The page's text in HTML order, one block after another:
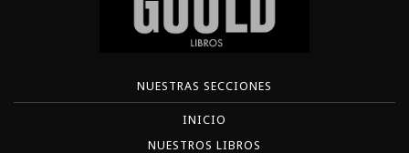
NUESTRAS SECCIONES
INICIO
NUESTROS LIBROS